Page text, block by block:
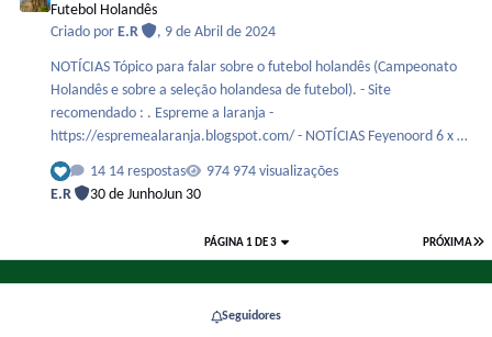
Futebol Holandês
Criado por E.R , 9 de Abril de 2024
NOTÍCIAS Tópico para falar sobre o futebol holandês (Campeonato
Holandês e sobre a seleção holandesa de futebol). - Site
recomendado : . Espreme a laranja -
https://espremealaranja.blogspot.com/ - NOTÍCIAS Feyenoord 6 x 0
Ajax - Com 2 gols do atacante brasileiro Igor Paixão.
14 respostas
974 visualizações
E.R
30 de JunhoJun 30
PRÓXIMA
PÁGINA 1 DE 3
Seguidores